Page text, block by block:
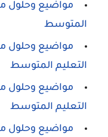
مواضيع وحلول
المتوسط
مواضيع وحلول
التعليم المتوسط
مواضيع وحلول
التعليم المتوسط
مواضيع وحلول